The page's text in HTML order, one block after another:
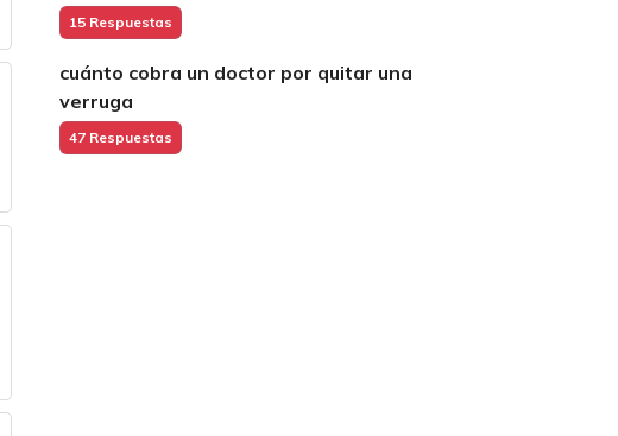
15 Respuestas
cuánto cobra un doctor por quitar una
verruga
47 Respuestas